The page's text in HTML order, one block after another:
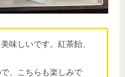
味しいです。紅茶飴、
、こちらも楽しみで